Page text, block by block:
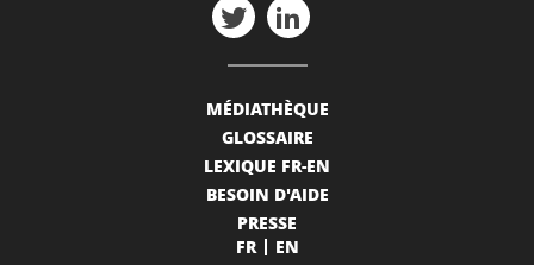
MÉDIATHÈQUE
GLOSSAIRE
LEXIQUE FR-EN
BESOIN D'AIDE
PRESSE
FR
EN